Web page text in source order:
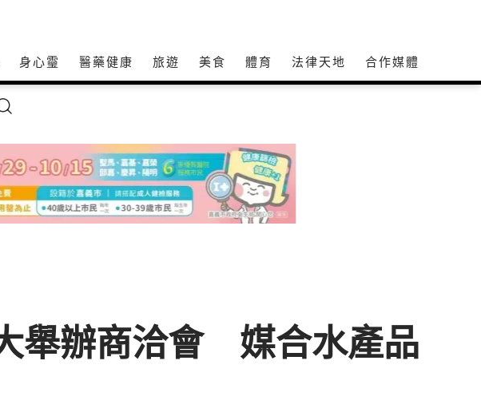
身心𩆜 醫藥健康 旅遊 美食 體育 法律天地 合作媒體
舉辦商洽會 媒合水產品